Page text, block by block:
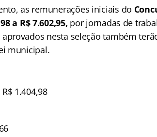
as remunerações iniciais do
a R$ 7.602,95, por jornadas de
nesta seleção também
municipal.
1.404,98